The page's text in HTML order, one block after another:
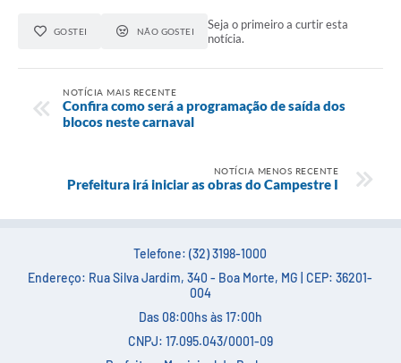
Legislação
Transparência
GOSTEI NÃO GOSTEI
Seja o primeiro a curtir esta
notícia.
NOTÍCIA MAIS RECENTE
Confira como será a programação de saída dos
blocos neste carnaval
NOTÍCIA MENOS RECENTE
Prefeitura irá iniciar as obras do Campestre I
Telefone: (32) 3198-1000
Endereço: Rua Silva Jardim, 340 - Boa Morte, MG | CEP: 36201-
004
Das 08:00hs às 17:00h
CNPJ: 17.095.043/0001-09